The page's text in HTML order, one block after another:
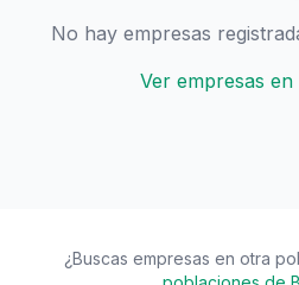
No hay empresas
Ver empresas
¿Buscas empresas en otra